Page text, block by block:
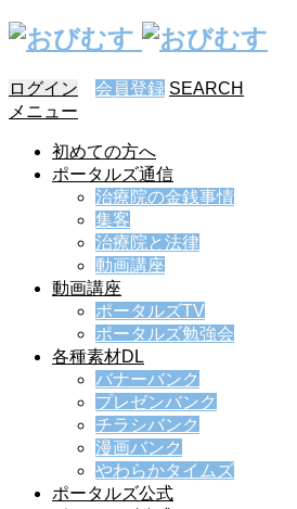
ログイン 会員登録 SEARCH
メニュー
初めての方へ
ポータルズ通信
治療院の金銭事情
集客
治療院と法律
動画講座
動画講座
ポータルズTV
ポータルズ勉強会
各種素材DL
バナーバンク
プレゼンバンク
チラシバンク
漫画バンク
やわらかタイムズ
ポータルズ公式